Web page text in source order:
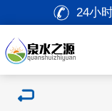
24小